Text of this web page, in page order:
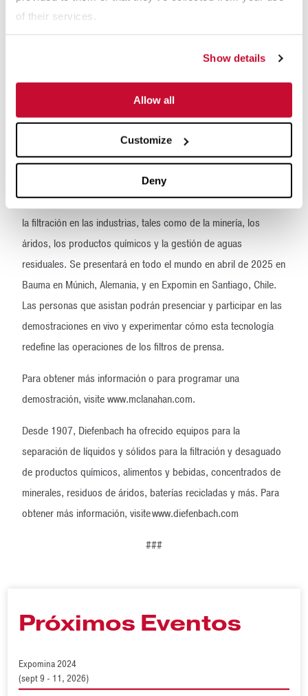
of their services.
Show details
Allow all
Customize
Deny
QUICKCHANGE
Según el legado innovador de McLanahan y de Diefenbach, el
sistemaQUICKCHANGE™ está diseñado para llevar a cabo
la filtración en las industrias, tales como de la minería, los
áridos, los productos químicos y la gestión de aguas
residuales. Se presentará en todo el mundo en abril de 2025 en
Bauma en Múnich, Alemania, y en Expomin en Santiago, Chile.
Las personas que asistan podrán presenciar y participar en las
demostraciones en vivo y experimentar cómo esta tecnología
redefine las operaciones de los filtros de prensa.
Para obtener más información o para programar una
demostración, visite www.mclanahan.com.
Desde 1907, Diefenbach ha ofrecido equipos para la
separación de líquidos y sólidos para la filtración y desaguado
de productos químicos, alimentos y bebidas, concentrados de
minerales, residuos de áridos, baterías recicladas y más. Para
obtener más información, visite www.diefenbach.com
###
Próximos Eventos
Expomina 2024
(sept 9 - 11, 2026)